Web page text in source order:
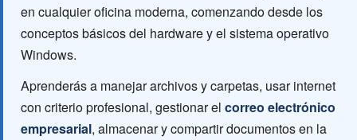
en cualquier oficina moderna, comenzando desde los
conceptos básicos del hardware y el sistema operativo
Windows.
Aprenderás a manejar archivos y carpetas, usar internet
con criterio profesional, gestionar el correo electrónico
empresarial, almacenar y compartir documentos en la